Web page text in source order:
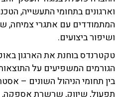
וארגונים בתחומי התעשייה,
המתמודדים עם אתגרי צמיחה, שינוי,
ושיפור ביצועים.
טקטרנדס בוחנת את הארגון באופן
הגורמים המשפיעים על התוצאות
בין תחומי הניהול השונים –
תפעול, שיווק, שרשרת אספקה,